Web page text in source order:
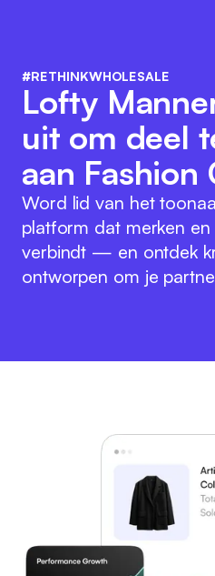
#RETHINKWHOLESALE
Lofty
uit om deel
aan Fashion
Word lid van het
platform dat merken
verbindt — en ontdek
ontworpen om je